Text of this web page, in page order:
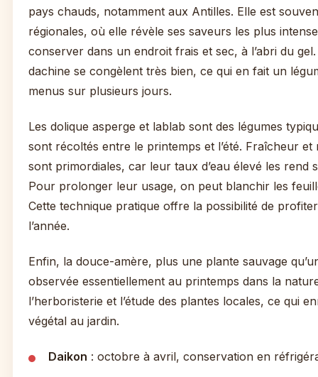
pays chauds, notamment aux Antilles. Elle est
régionales, où elle révèle ses saveurs les plus
conserver dans un endroit frais et sec, à l’abri du
dachine se congèlent très bien, ce qui en fait un
menus sur plusieurs jours.
Les dolique asperge et lablab sont des légumes
sont récoltés entre le printemps et l’été. Fraîcheur et
sont primordiales, car leur taux d’eau élevé les rend
Pour prolonger leur usage, on peut blanchir les
Cette technique pratique offre la possibilité de
l’année.
Enfin, la douce-amère, plus une plante sauvage
observée essentiellement au printemps dans la
l’herboristerie et l’étude des plantes locales, ce qui
végétal au jardin.
Daikon : octobre à avril, conservation en